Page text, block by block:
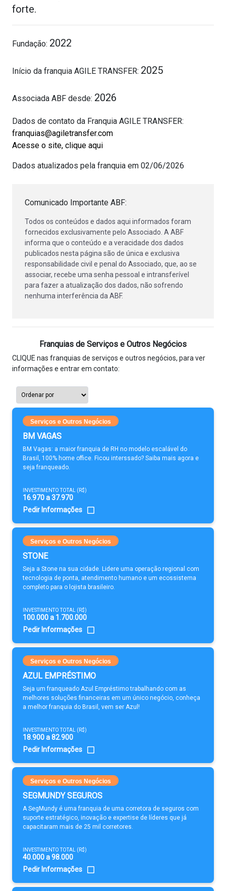
forte.
Fundação: 2022
Início da franquia AGILE TRANSFER: 2025
Associada ABF desde: 2026
Dados de contato da Franquia AGILE TRANSFER:
franquias@agiletransfer.com
Acesse o site, clique aqui
Dados atualizados pela franquia em 02/06/2026
Comunicado Importante ABF:
Todos os conteúdos e dados aqui informados foram
fornecidos exclusivamente pelo Associado. A ABF
informa que o conteúdo e a veracidade dos dados
publicados nesta página são de única e exclusiva
responsabilidade civil e penal do Associado, que, ao se
associar, recebe uma senha pessoal e intransferível
para fazer a atualização dos dados, não sofrendo
nenhuma interferência da ABF.
Franquias de Serviços e Outros Negócios
CLIQUE nas franquias de serviços e outros negócios, para ver
informações e entrar em contato:
Serviços e Outros Negócios
BM VAGAS
BM Vagas: a maior franquia de RH no modelo escalável do
Brasil, 100% home office. Ficou interssado? Saiba mais agora e
seja franqueado.
INVESTIMENTO TOTAL (R$)
16.970 a 37.970
Pedir Informações
Serviços e Outros Negócios
STONE
Seja a Stone na sua cidade. Lidere uma operação regional com
tecnologia de ponta, atendimento humano e um ecossistema
completo para o lojista brasileiro.
INVESTIMENTO TOTAL (R$)
100.000 a 1.700.000
Pedir Informações
Serviços e Outros Negócios
AZUL EMPRÉSTIMO
Seja um franqueado Azul Empréstimo trabalhando com as
melhores soluções financeiras em um único negócio, conheça
a melhor franquia do Brasil, vem ser Azul!
INVESTIMENTO TOTAL (R$)
18.900 a 82.900
Pedir Informações
Serviços e Outros Negócios
SEGMUNDY SEGUROS
A SegMundy é uma franquia de uma corretora de seguros com
suporte estratégico, inovação e expertise de líderes que já
capacitaram mais de 25 mil corretores.
INVESTIMENTO TOTAL (R$)
40.000 a 98.000
Pedir Informações